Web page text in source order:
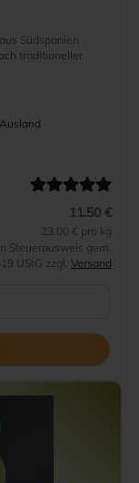
Südspanien
traditioneller
11.50 €
23.00 € pro kg
Steuerausweis gem.
UStG zzgl. Versand